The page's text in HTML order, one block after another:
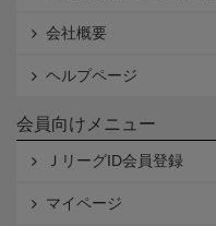
会社概要
ヘルプページ
会員向けメニュー
ＪリーグID会員登録
マイページ